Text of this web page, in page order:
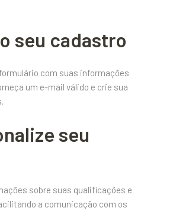
seu cadastro
com suas informações
um e-mail válido e crie sua
seu
sobre suas qualificações e
a comunicação com os